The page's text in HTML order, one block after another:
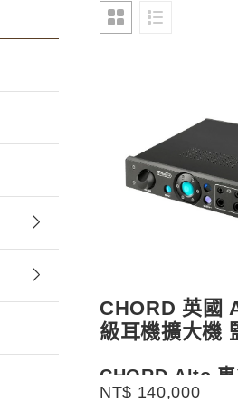
CHORD 英國
級耳機擴大機
CHORD Alto 專
NT$ 140,000